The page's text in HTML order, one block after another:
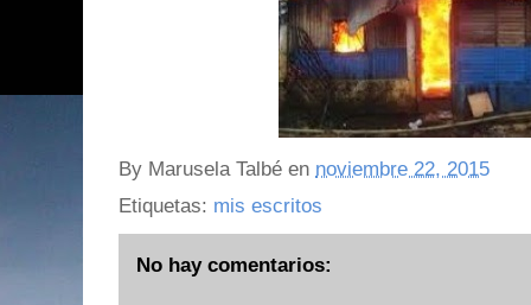
By Marusela Talbé en noviembre 22, 2015
Etiquetas: mis escritos
No hay comentarios: